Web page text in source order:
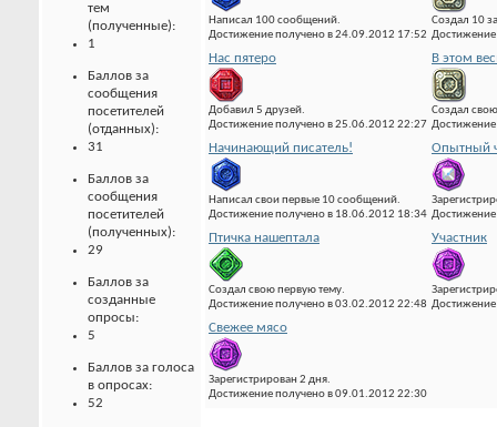
тем
(полученные):
1
Баллов за
сообщения
посетителей
(отданных):
31
Баллов за
сообщения
посетителей
(полученных):
29
Баллов за
созданные
опросы:
5
Баллов за голоса
в опросах:
52
Написал 100 сообщений.
Достижение получено в 24.09.2012 17:52
Создал 10
Нас пятеро
Добавил 5 друзей.
Достижение получено в 25.06.2012 22:27
В этом
Создал
Начинающий писатель!
Написал свои первые 10 сообщений.
Достижение получено в 18.06.2012 18:34
Опытный
Птичка нашептала
Создал свою первую тему.
Достижение получено в 03.02.2012 22:48
Участник
Свежее мясо
Зарегистрирован 2 дня.
Достижение получено в 09.01.2012 22:30